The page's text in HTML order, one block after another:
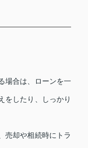
場合は、ローンを一
をしたり、しっかり
売却や相続時にトラ